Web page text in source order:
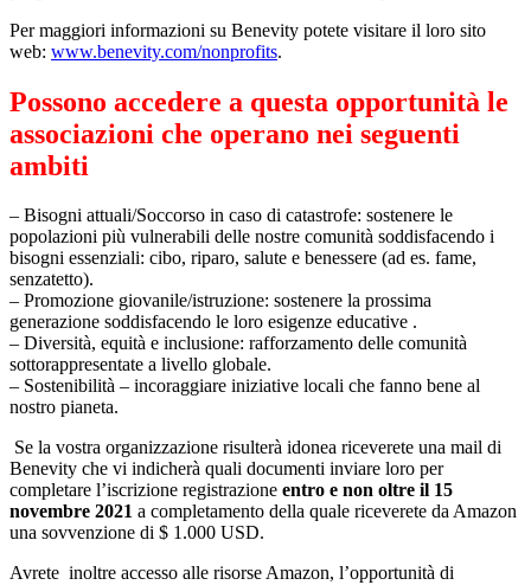
Per maggiori informazioni su Benevity potete visitare il loro sito
web: www.benevity.com/nonprofits.
Possono accedere a questa opportunità le
associazioni che operano nei seguenti
ambiti
– Bisogni attuali/Soccorso in caso di catastrofe: sostenere le
popolazioni più vulnerabili delle nostre comunità soddisfacendo i
bisogni essenziali: cibo, riparo, salute e benessere (ad es. fame,
senzatetto).
– Promozione giovanile/istruzione: sostenere la prossima
generazione soddisfacendo le loro esigenze educative .
– Diversità, equità e inclusione: rafforzamento delle comunità
sottorappresentate a livello globale.
– Sostenibilità – incoraggiare iniziative locali che fanno bene al
nostro pianeta.
Se la vostra organizzazione risulterà idonea riceverete una mail di
Benevity che vi indicherà quali documenti inviare loro per
completare l’iscrizione registrazione entro e non oltre il 15
novembre 2021 a completamento della quale riceverete da Amazon
una sovvenzione di $ 1.000 USD.
Avrete inoltre accesso alle risorse Amazon, l’opportunità di